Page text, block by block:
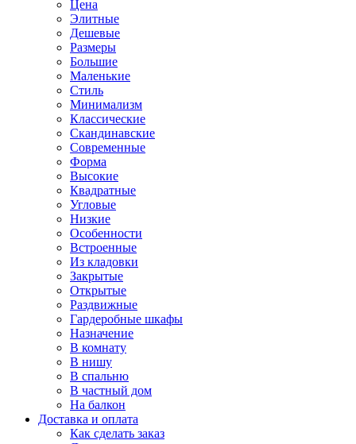
Цена
Элитные
Дешевые
Размеры
Большие
Маленькие
Стиль
Минимализм
Классические
Скандинавские
Современные
Форма
Высокие
Квадратные
Угловые
Низкие
Особенности
Встроенные
Из кладовки
Закрытые
Открытые
Раздвижные
Гардеробные шкафы
Назначение
В комнату
В нишу
В спальню
В частный дом
На балкон
Доставка и оплата
Как сделать заказ